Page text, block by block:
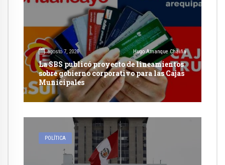
agosto 7, 2026 Hugo Amanque Chaiña
La SBS publicó proyecto de lineamientos
sobre gobierno corporativo para las Cajas
Municipales
POLÍTICA